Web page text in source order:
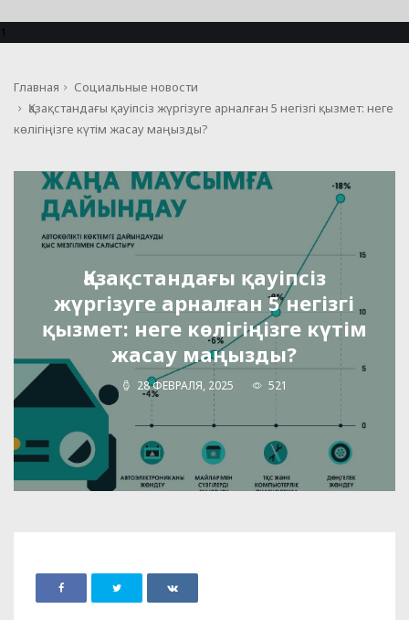
1
Главная
Социальные новости
Қазақстандағы қауіпсіз жүргізуге арналған 5 негізгі қызмет: неге
көлігіңізге күтім жасау маңызды?
Қазақстандағы қауіпсіз
жүргізуге арналған 5 негізгі
қызмет: неге көлігіңізге күтім
жасау маңызды?
28 ФЕВРАЛЯ, 2025 521